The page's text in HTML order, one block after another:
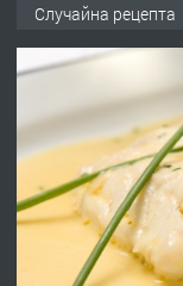
ПРЕДЛАГА
Случайна рецепта